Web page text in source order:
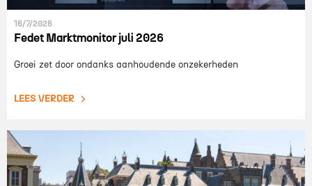
16/7/2026
Fedet Marktmonitor juli 2026
Groei zet door ondanks aanhoudende onzekerheden
LEES VERDER